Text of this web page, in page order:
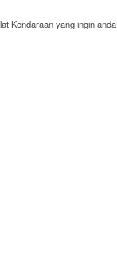
Kendaraan yang ingin anda